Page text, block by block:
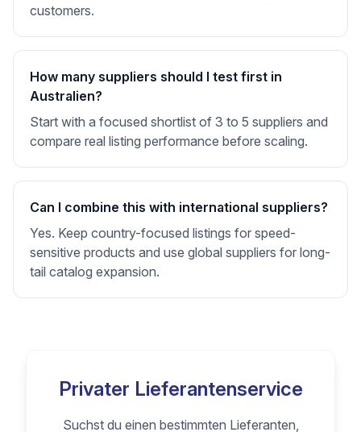
customers.
How many suppliers should I test first in
Australien?
Start with a focused shortlist of 3 to 5 suppliers and
compare real listing performance before scaling.
Can I combine this with international suppliers?
Yes. Keep country-focused listings for speed-
sensitive products and use global suppliers for long-
tail catalog expansion.
Privater Lieferantenservice
Suchst du einen bestimmten Lieferanten,